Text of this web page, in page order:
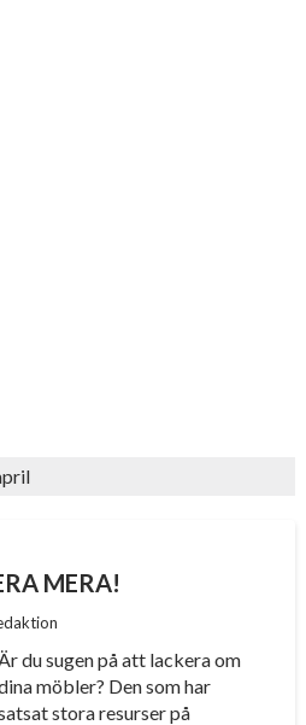
MERA!
du sugen på att lackera om
möbler? Den som har
stora resurser på